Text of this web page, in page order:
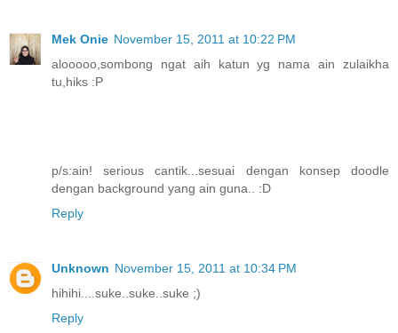
Mek Onie November 15, 2011 at 10:22 PM
alooooo,sombong ngat aih katun yg nama ain zulaikha
tu,hiks :P
p/s:ain! serious cantik...sesuai dengan konsep doodle
dengan background yang ain guna.. :D
Reply
Unknown November 15, 2011 at 10:34 PM
hihihi....suke..suke..suke ;)
Reply